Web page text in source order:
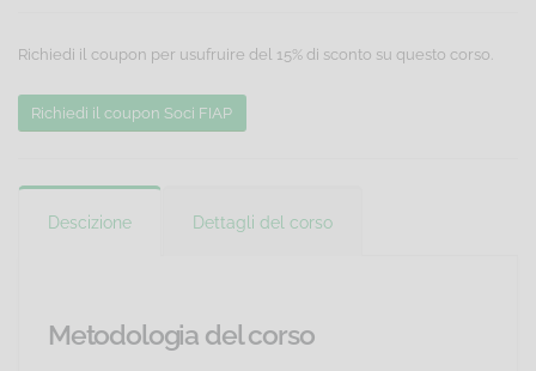
Richiedi il coupon per usufruire del 15% di sconto su questo corso.
Richiedi il coupon Soci FIAP
Descizione Dettagli del corso
Metodologia del corso